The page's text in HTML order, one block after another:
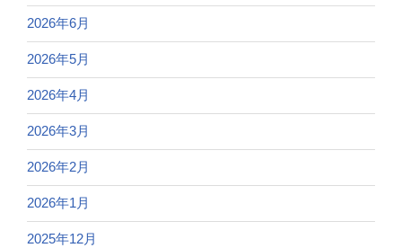
2026年6月
2026年5月
2026年4月
2026年3月
2026年2月
2026年1月
2025年12月